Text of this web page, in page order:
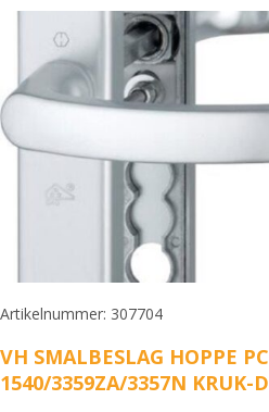
Artikelnummer: 307704
VH SMALBESLAG HOPPE
1540/3359ZA/3357N KRUK-